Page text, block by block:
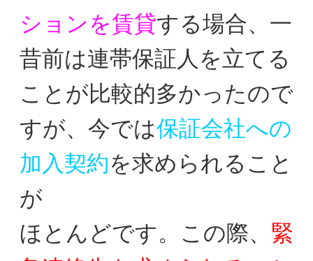
ションを賃貸する場合、 一
昔前は連帯保証人を立てる
ことが比較的多かったので
すが、今では保証会社への
加入契約を求められること
が
ほとんどです。この際、 緊